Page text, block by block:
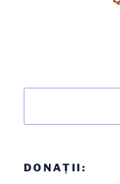
DONAȚII: